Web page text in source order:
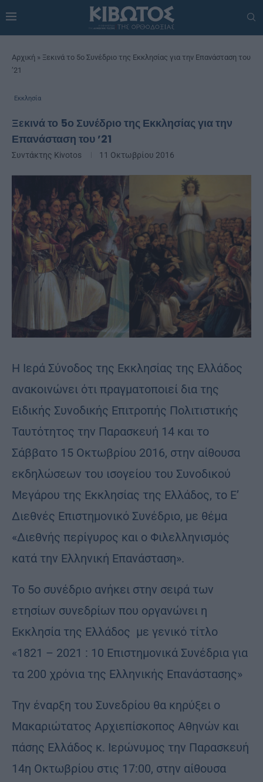
Αρχική » Ξεκινά το 5ο Συνέδριο της Εκκλησίας για την Επανάσταση του
’21
Εκκλησία
Ξεκινά το 5ο Συνέδριο της Εκκλησίας για την
Επανάσταση του ’21
Συντάκτης Kivotos 11 Οκτωβρίου 2016
Η Ιερά Σύνοδος της Εκκλησίας της Ελλάδος
ανακοινώνει ότι πραγματοποιεί δια της
Ειδικής Συνοδικής Επιτροπής Πολιτιστικής
Ταυτότητος την Παρασκευή 14 και το
Σάββατο 15 Οκτωβρίου 2016, στην αίθουσα
εκδηλώσεων του ισογείου του Συνοδικού
Μεγάρου της Εκκλησίας της Ελλάδος, το Ε’
Διεθνές Επιστημονικό Συνέδριο, με θέμα
«Διεθνής περίγυρος και ο Φιλελληνισμός
κατά την Ελληνική Επανάσταση».
Το 5ο συνέδριο ανήκει στην σειρά των
ετησίων συνεδρίων που οργανώνει η
Εκκλησία της Ελλάδος με γενικό τίτλο
«1821 – 2021 : 10 Επιστημονικά Συνέδρια για
τα 200 χρόνια της Ελληνικής Επανάστασης»
Την έναρξη του Συνεδρίου θα κηρύξει ο
Μακαριώτατος Αρχιεπίσκοπος Αθηνών και
πάσης Ελλάδος κ. Ιερώνυμος την Παρασκευή
14η Οκτωβρίου στις 17:00, στην αίθουσα